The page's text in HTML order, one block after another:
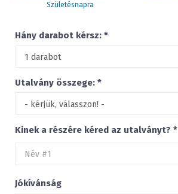
Születésnapra
Hány darabot kérsz: *
Utalvány összege: *
Kinek a részére kéred az utalványt? *
Jókívánság